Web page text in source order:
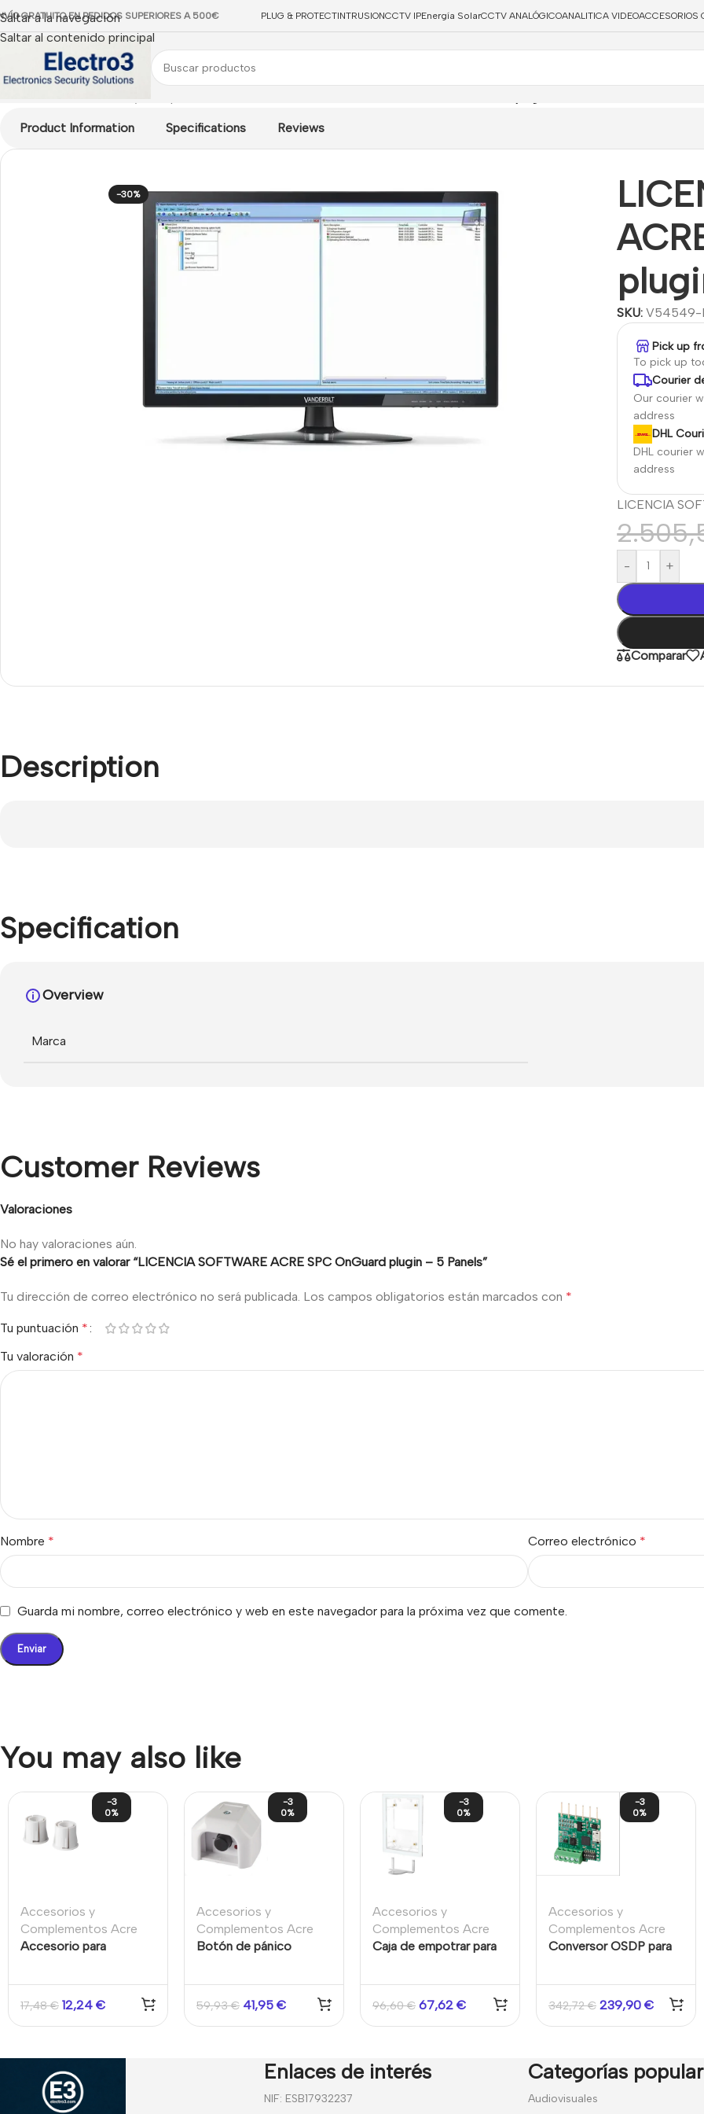
Saltar a la navegación
Saltar al contenido principal
GRATUITO EN PEDIDOS SUPERIORES A 500€ PLUG & PROTECTINTRUSIONCCTV IPEnergía SolarCCTV ANALÓGICOANALITICA VIDEOACCESORIOS
Product Information Specifications Reviews
-30%
SKU:V54549-
Pick up
To pick up
Courier
Our courier
address
DHL
DHL courier
address
LICENCIA
- +
Comparar
Description
Specification
Overview
Marca
Customer Reviews
Valoraciones
No hay valoraciones aún.
Sé el primero en valorar “LICENCIA SOFTWARE ACRE SPC OnGuard plugin – 5 Panels”
Tu dirección de correo electrónico no será publicada. Los campos obligatorios están marcados con *
Tu puntuación *
Tu valoración *
Nombre * Correo electrónico *
Guarda mi nombre, correo electrónico y web en este navegador para la próxima vez que comente.
You may also like
-3
0%
Accesorios y
Complementos Acre
Accesorio para
puertas y ventanas
metálicas.
17,48€ 12,24 €
-3
0%
Accesorios y
Complementos Acre
Botón de pánico
de intrusión
59,93€ 41,95 €
-3
0%
Accesorios y
Complementos Acre
Caja de empotrar para
96,60€ 67,62 €
-3
0%
Accesorios y
Complementos Acre
Conversor OSDP para
intrusión SPC.
342,72€ 239,90 €
Enlaces de interés
NIF: ESB17932237
Categorías
Audiovisuales